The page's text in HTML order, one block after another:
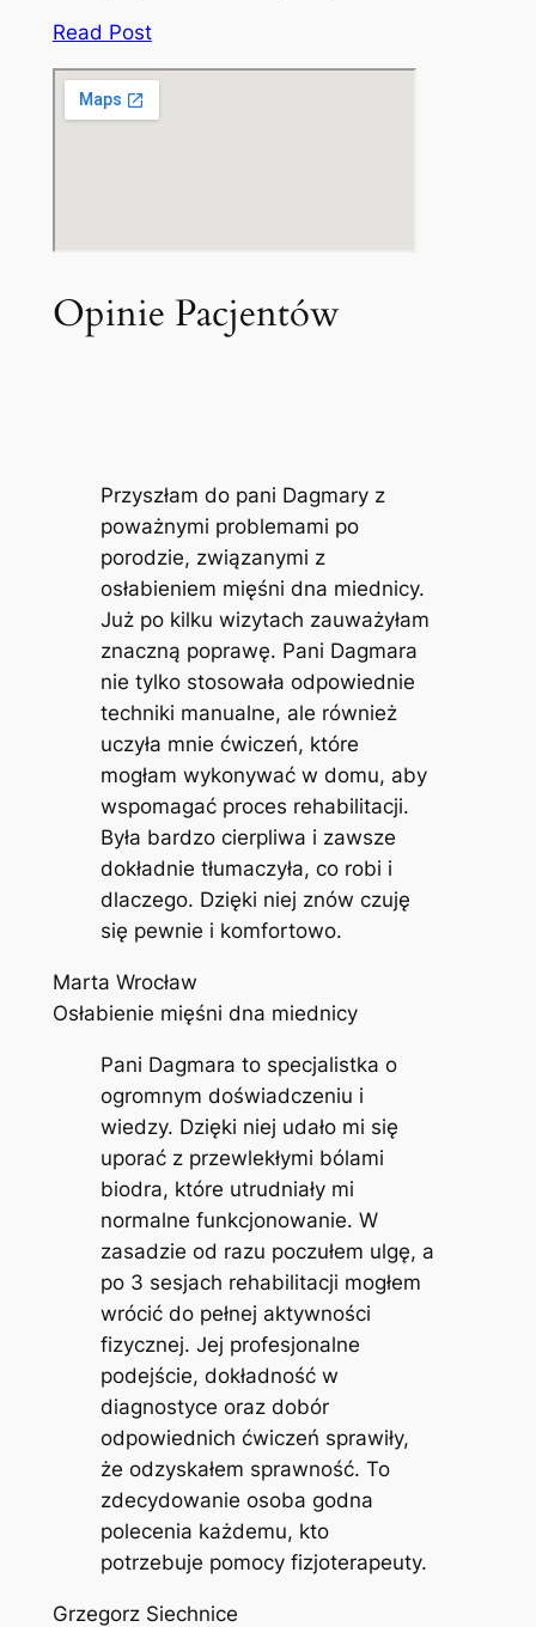
Read Post
Opinie Pacjentów
Przyszłam do pani Dagmary z
poważnymi problemami po
porodzie, związanymi z
osłabieniem mięśni dna miednicy.
Już po kilku wizytach zauważyłam
znaczną poprawę. Pani Dagmara
nie tylko stosowała odpowiednie
techniki manualne, ale również
uczyła mnie ćwiczeń, które
mogłam wykonywać w domu, aby
wspomagać proces rehabilitacji.
Była bardzo cierpliwa i zawsze
dokładnie tłumaczyła, co robi i
dlaczego. Dzięki niej znów czuję
się pewnie i komfortowo.
Marta Wrocław
Osłabienie mięśni dna miednicy
Pani Dagmara to specjalistka o
ogromnym doświadczeniu i
wiedzy. Dzięki niej udało mi się
uporać z przewlekłymi bólami
biodra, które utrudniały mi
normalne funkcjonowanie. W
zasadzie od razu poczułem ulgę, a
po 3 sesjach rehabilitacji mogłem
wrócić do pełnej aktywności
fizycznej. Jej profesjonalne
podejście, dokładność w
diagnostyce oraz dobór
odpowiednich ćwiczeń sprawiły,
że odzyskałem sprawność. To
zdecydowanie osoba godna
polecenia każdemu, kto
potrzebuje pomocy fizjoterapeuty.
Grzegorz Siechnice